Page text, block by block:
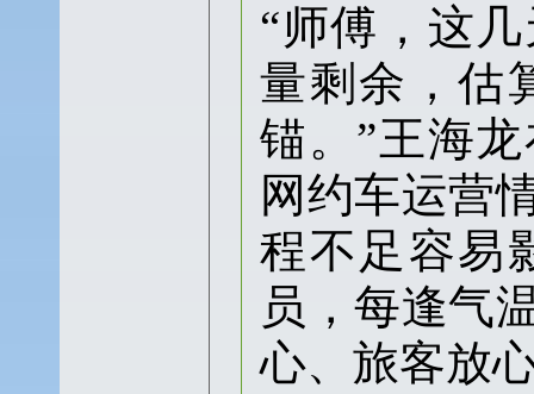
“师傅，这
量剩余，估
锚。”王海
网约车运营
程不足容易
员，每逢气
心、旅客放